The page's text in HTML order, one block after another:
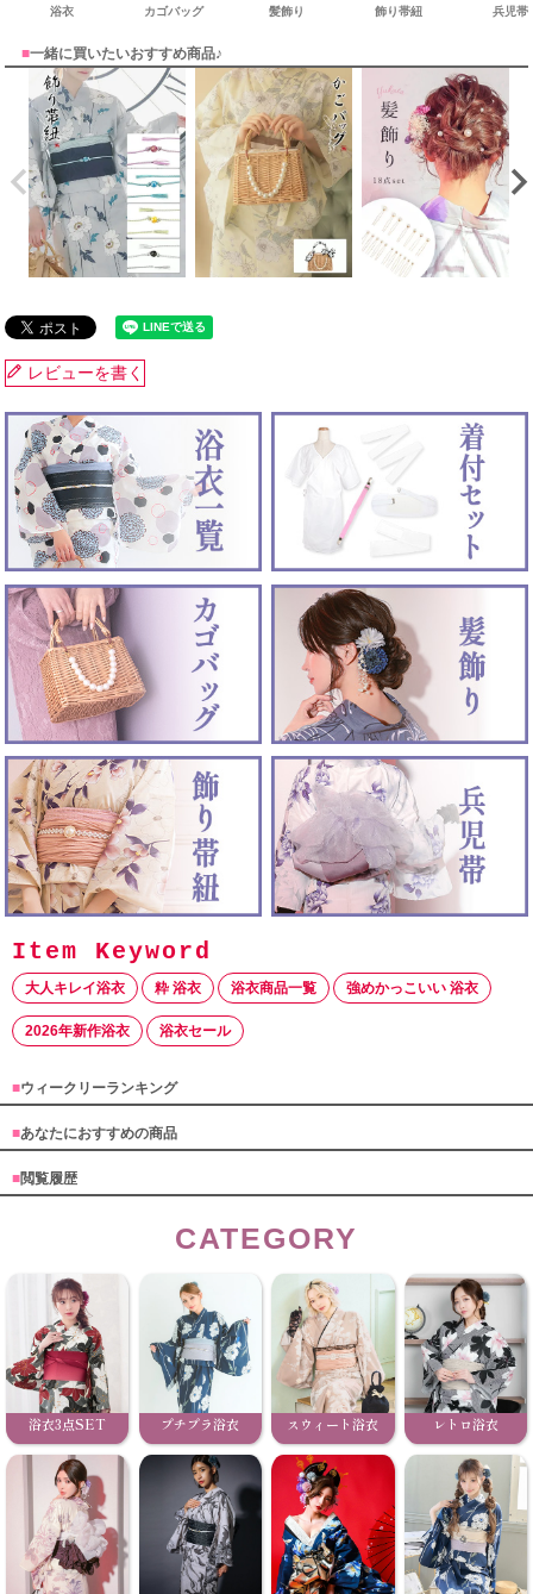
浴衣 カゴバッグ 髪飾り 飾り帯紐 兵児帯
■一緒に買いたいおすすめ商品♪
レビューを書く
大人キレイ浴衣 粋 浴衣 浴衣商品一覧 強めかっこいい 浴衣
2026年新作浴衣 浴衣セール
■ウィークリーランキング
■あなたにおすすめの商品
■閲覧履歴
CATEGORY
浴衣3点SET プチプラ浴衣 スウィート浴衣 レトロ浴衣